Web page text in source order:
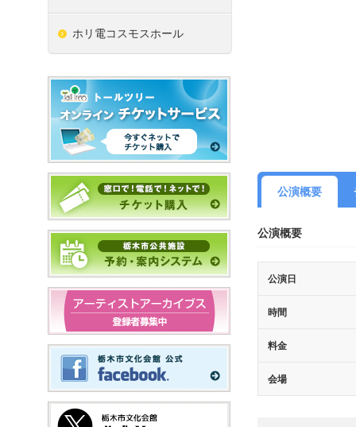
公演概要
公演概要
公演日
時間
料金
会場
ホリ電コスモスホール